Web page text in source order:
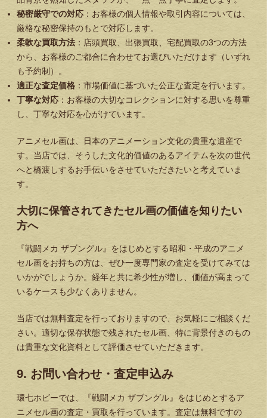
秘密厳守での対応 ：お客様の個人情報や取引内容については、
厳格な秘密保持のもとで対応します。
柔軟な買取方法 ：店頭買取、出張買取、宅配買取の3つの方法
から、お客様のご都合に合わせてお選びいただけます（いずれ
も予約制）。
適正な査定価格 ：市場価値に基づいた公正な査定を行います。
丁寧な対応 ：お客様の大切なコレクションに対する思いを尊重
し、丁寧な対応を心がけています。
アニメセル画は、日本のアニメーション文化の貴重な遺産で
す。当店では、そうした文化的価値のあるアイテムを次の世代
へと橋渡しするお手伝いをさせていただきたいと考えていま
す。
大切に保管されてきたセル画の価値を知りたい
方へ
『戦闘メカ ザブングル』をはじめとする昭和・平成のアニメ
セル画をお持ちの方は、ぜひ一度専門家の査定を受けてみては
いかがでしょうか。経年と共に希少性が増し、価値が高まって
いるケースも少なくありません。
当店では無料査定を行っておりますので、お気軽にご相談くだ
さい。適切な保存状態で残されたセル画、特に背景付きのもの
は貴重な文化資料として評価させていただきます。
9. お問い合わせ・査定申込み
環七ホビーでは、『戦闘メカ ザブングル』をはじめとするア
ニメセル画の査定・買取を行っています。査定は無料ですの